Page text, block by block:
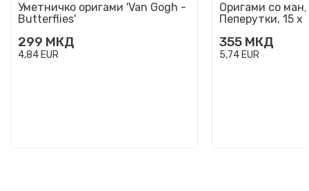
Уметничко оригами 'Van Gogh -
Butterflies'
299 МКД
4,84EUR
Оригами со
Пеперутки, 15 x
355 МКД
5,74EUR